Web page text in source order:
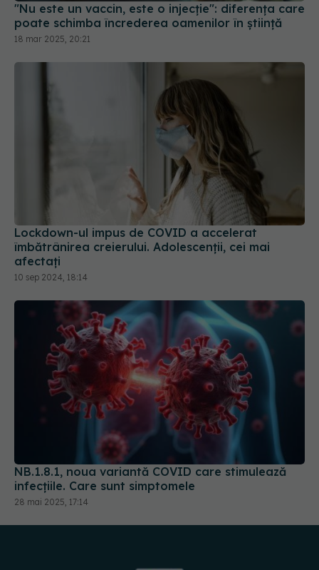
"Nu este un vaccin, este o injecție": diferența care
poate schimba încrederea oamenilor în știință
18 mar 2025, 20:21
Lockdown-ul impus de COVID a accelerat
îmbătrânirea creierului. Adolescenții, cei mai
afectați
10 sep 2024, 18:14
NB.1.8.1, noua variantă COVID care stimulează
infecțiile. Care sunt simptomele
28 mai 2025, 17:14